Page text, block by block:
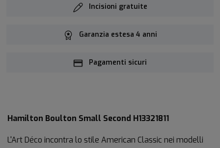
Incisioni gratuite
Garanzia estesa 4 anni
Pagamenti sicuri
Hamilton Boulton Small Second H13321811
L'Art Déco incontra lo stile American Classic nei modelli